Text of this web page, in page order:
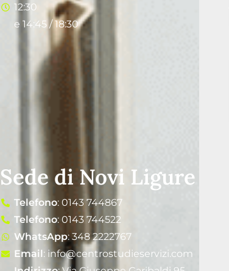
12:30
e 14:45 / 18:30
Sede di Novi Ligure
Telefono: 0143 744867
Telefono: 0143 744522
WhatsApp: 348 2222767
Email: info@centrostudieservizi.com